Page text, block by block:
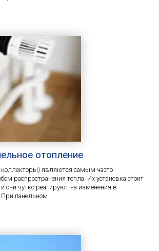
отопление
коллекторы) являются самым часто
распространения тепла. Их установка стоит
и они чутко реагируют на изменения в
При панельном